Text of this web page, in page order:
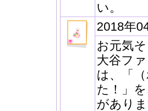
い。
2018年
お元気
大谷フ
は、「
た！」
があり